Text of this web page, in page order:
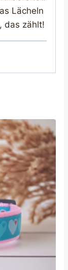
Lächeln
das zählt!